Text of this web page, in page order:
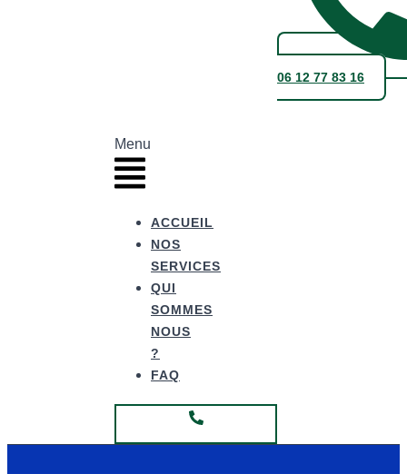
Menu
ACCUEIL
NOS
SERVICES
QUI
SOMMES
NOUS
?
FAQ
06 12 77 83 16